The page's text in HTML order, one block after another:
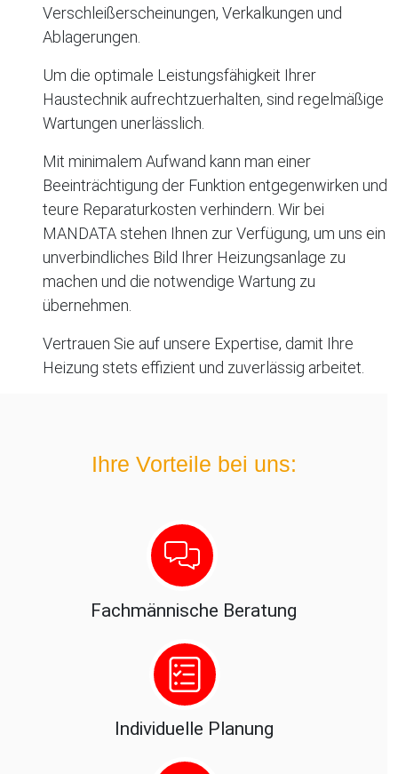
Verschleißerscheinungen, Verkalkungen und
Ablagerungen.
Um die optimale Leistungsfähigkeit Ihrer
Haustechnik aufrechtzuerhalten, sind regelmäßige
Wartungen unerlässlich.
Mit minimalem Aufwand kann man einer
Beeinträchtigung der Funktion entgegenwirken und
teure Reparaturkosten verhindern. Wir bei
MANDATA stehen Ihnen zur Verfügung, um uns ein
unverbindliches Bild Ihrer Heizungsanlage zu
machen und die notwendige Wartung zu
übernehmen.
Vertrauen Sie auf unsere Expertise, damit Ihre
Heizung stets effizient und zuverlässig arbeitet.
Ihre Vorteile bei uns:
Fachmännische Beratung
Individuelle Planung